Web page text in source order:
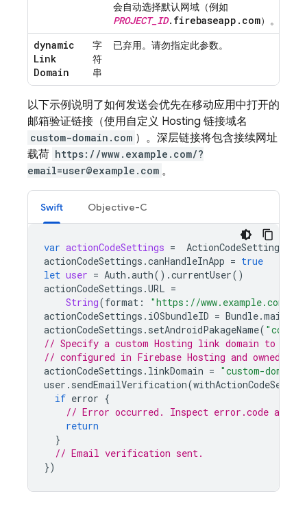
会自动选择默认网域（例如
PROJECT_ID.firebaseapp.com）。
dynamic
Link
Domain
字
符
串
已弃用。请勿指定此参数。
以下示例说明了如何发送会优先在移动应用中打开的
邮箱验证链接（使用自定义 Hosting 链接域名
custom-domain.com ）。深层链接将包含接续网址
载荷 https://www.example.com/?
email=user@example.com 。
Swift Objective-C
var actionCodeSettings = ActionCodeSettings
actionCodeSettings .canHandleInApp = true
let user = Auth .auth().currentUser()
actionCodeSettings .URL =
String(format :
"https://www.example.com/
actionCodeSettings . iOSbundleID = Bundle.main
actionCodeSettings . setAndroidPakageName(
// Specify a custom Hosting link domain to use.
// configured in Firebase Hosting and owned
actionCodeSettings . linkDomain = "custom-
user . sendEmailVerification(
if error {
// Error occurred. Inspect error.code and
return
}
// Email verification sent.
})